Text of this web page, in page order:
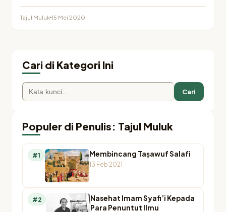
Tajul Muluk 15 Mei 2020
Cari di Kategori Ini
Cari
Populer di Penulis: Tajul Muluk
#1 Membincang Taṣawuf Salafī
13 Feb 2021
#2
Nasehat Imam Syafi’i Kepada
Para Penuntut Ilmu